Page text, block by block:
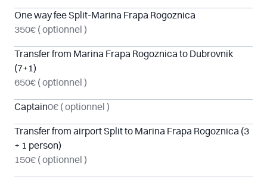
One way fee Split-Marina Frapa Rogoznica
350€ ( optionnel )
Transfer from Marina Frapa Rogoznica to Dubrovnik
(7+1)
650€ ( optionnel )
Captain0€ ( optionnel )
Transfer from airport Split to Marina Frapa Rogoznica (3
+ 1 person)
150€ ( optionnel )